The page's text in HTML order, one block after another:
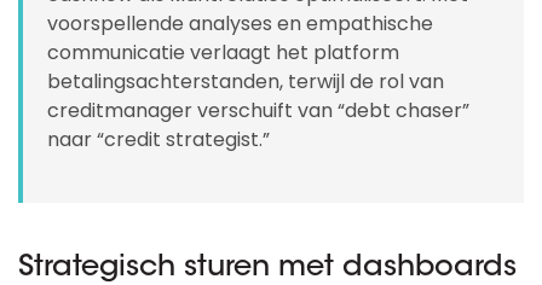
voorspellende analyses en empathische
communicatie verlaagt het platform
betalingsachterstanden, terwijl de rol van
creditmanager verschuift van “debt chaser”
naar “credit strategist.”
Strategisch sturen met dashboards